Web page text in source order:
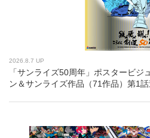
2026.8.7 UP
「サンライズ50周年」ポスタービジ
ン＆サンライズ作品（71作品）第1